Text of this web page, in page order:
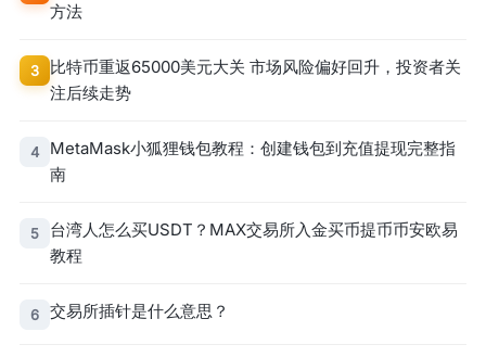
方法
3
比特币重返65000美元大关 市场风险偏好回升，投资者关
注后续走势
4
MetaMask小狐狸钱包教程：创建钱包到充值提现完整指
南
5
台湾人怎么买USDT？MAX交易所入金买币提币币安欧易
教程
6 交易所插针是什么意思？